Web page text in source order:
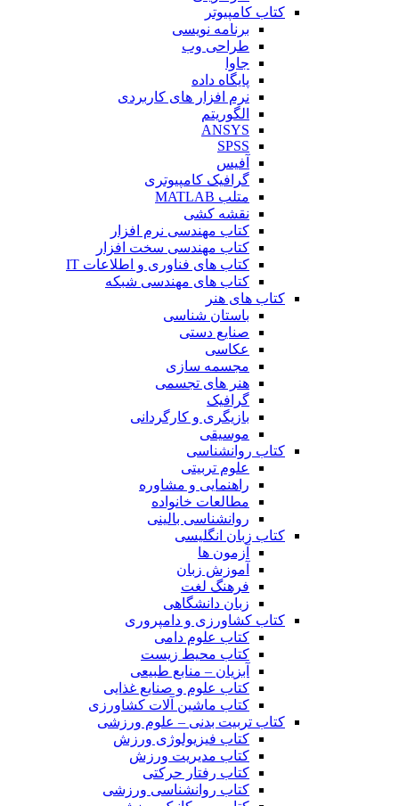
کتاب کامپیوتر
برنامه نویسی
طراحی وب
جاوا
پایگاه داده
نرم افزار های کاربردی
الگوریتم
ANSYS
SPSS
آفیس
گرافیک کامپیوتری
متلب MATLAB
نقشه کشی
کتاب مهندسی نرم افزار
کتاب مهندسی سخت افزار
کتاب های فناوری و اطلاعات IT
کتاب های مهندسی شبکه
کتاب های هنر
باستان شناسی
صنایع دستی
عکاسی
مجسمه سازی
هنر های تجسمی
گرافیک
بازیگری و کارگردانی
موسیقی
کتاب روانشناسی
علوم تربیتی
راهنمایی و مشاوره
مطالعات خانواده
روانشناسی بالینی
کتاب زبان انگلیسی
آزمون ها
آموزش زبان
فرهنگ لغت
زبان دانشگاهی
کتاب کشاورزی و دامپروری
کتاب علوم دامی
کتاب محیط زیست
آبزیان – منابع طبیعی
کتاب علوم و صنایع غذایی
کتاب ماشین آلات کشاورزی
کتاب تربیت بدنی – علوم ورزشی
کتاب فیزیولوژی ورزش
کتاب مدیریت ورزش
کتاب رفتار حرکتی
کتاب روانشناسی ورزشی